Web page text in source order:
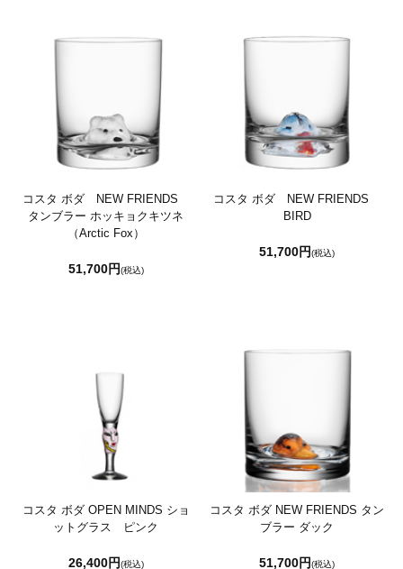
コスタ ボダ NEW FRIENDS
タンブラー ホッキョクキツネ
（Arctic Fox）
51,700円(税込)
コスタ ボダ NEW FRIENDS
BIRD
51,700円(税込)
コスタ ボダ OPEN MINDS ショ
ットグラス ピンク
26,400円(税込)
コスタ ボダ NEW FRIENDS タン
ブラー ダック
51,700円(税込)